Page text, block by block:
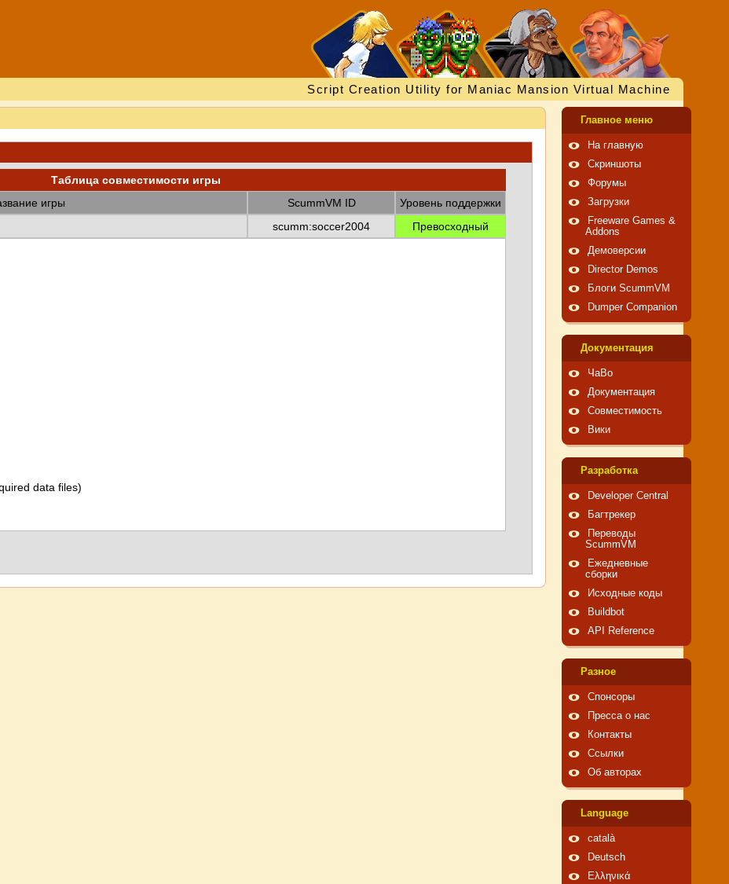
Script Creation Utility for Maniac Mansion Virtual Machine
Таблица совместимости игры
игры
ScummVM ID
Уровень поддержки
scumm:soccer2004 Превосходный
data files)
Главное меню
На главную
Скриншоты
Форумы
Загрузки
Freeware Games &
Addons
Демоверсии
Director Demos
Блоги ScummVM
Dumper Companion
Документация
ЧаВо
Документация
Совместимость
Вики
Pазработка
Developer Central
Багтрекер
Переводы
ScummVM
Ежедневные
сборки
Исходные коды
Buildbot
API Reference
Pазное
Спонсоры
Пресса о нас
Контакты
Ссылки
Об авторах
Language
català
Deutsch
Ελληνικά